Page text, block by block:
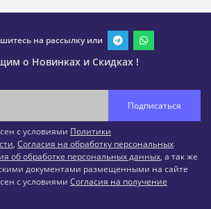
на рассылку или
о Новинках и Скидках !
Подписаться
с условиями Политики
, Согласия на обработку персональных
об обработке персональных данных, а так же
документами размещенными на сайте
с условиями Согласия на получение